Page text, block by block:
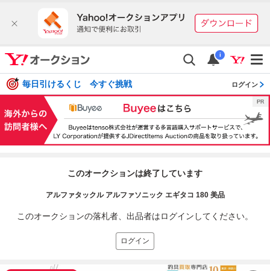
i
毎日引けるくじ 今すぐ挑戦 ログイン
このオークションは終了しています
アルファタックル アルファソニック エギタコ 180 美品
このオークションの落札者、出品者はログインしてください。
ログイン